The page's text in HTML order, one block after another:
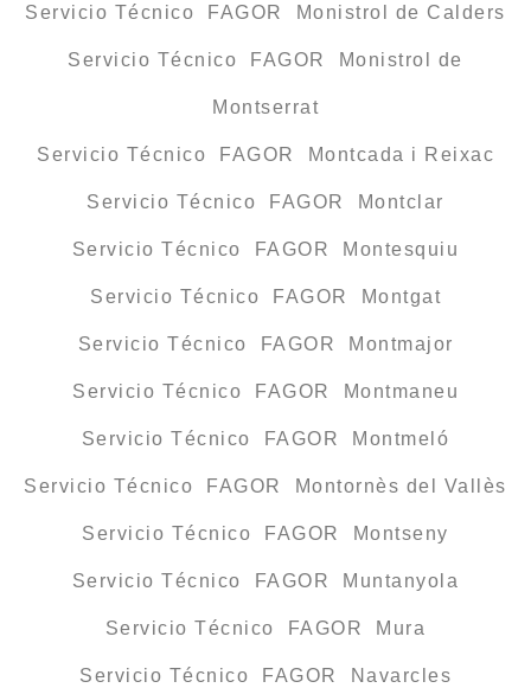
Servicio Técnico FAGOR Monistrol de Calders
Servicio Técnico FAGOR Monistrol de
Montserrat
Servicio Técnico FAGOR Montcada i Reixac
Servicio Técnico FAGOR Montclar
Servicio Técnico FAGOR Montesquiu
Servicio Técnico FAGOR Montgat
Servicio Técnico FAGOR Montmajor
Servicio Técnico FAGOR Montmaneu
Servicio Técnico FAGOR Montmeló
Servicio Técnico FAGOR Montornès del Vallès
Servicio Técnico FAGOR Montseny
Servicio Técnico FAGOR Muntanyola
Servicio Técnico FAGOR Mura
Servicio Técnico FAGOR Navarcles